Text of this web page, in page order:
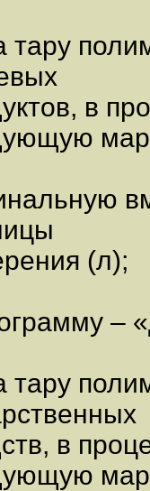
тару
в
(л);
–
тару
в